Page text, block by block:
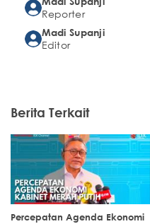
Reporter
Madi Supanji
Editor
Berita Terkait
Percepatan Agenda Ekonomi